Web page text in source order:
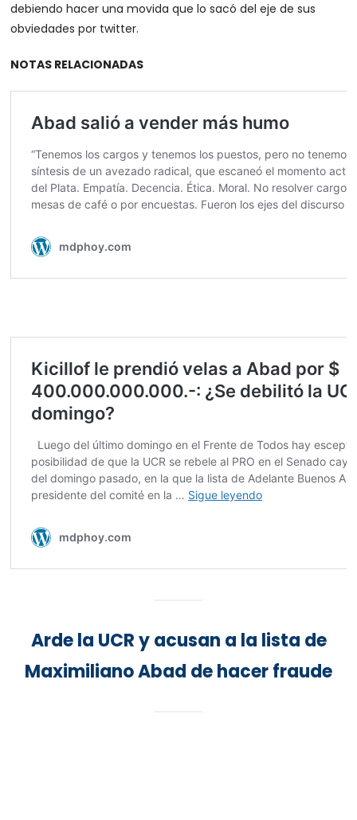
debiendo hacer una movida que lo sacó del eje de sus
obviedades por twitter.
NOTAS RELACIONADAS
Arde la UCR y acusan a la lista de
Maximiliano Abad de hacer fraude